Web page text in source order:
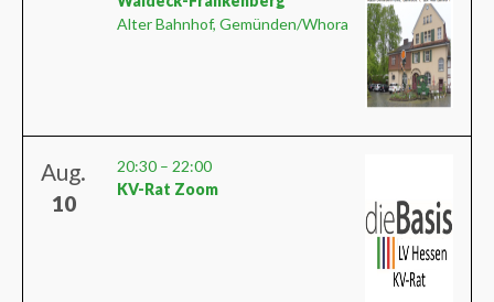
Alter Bahnhof, Gemünden/Whora
Aug.
10
20:30 – 22:00
KV-Rat Zoom